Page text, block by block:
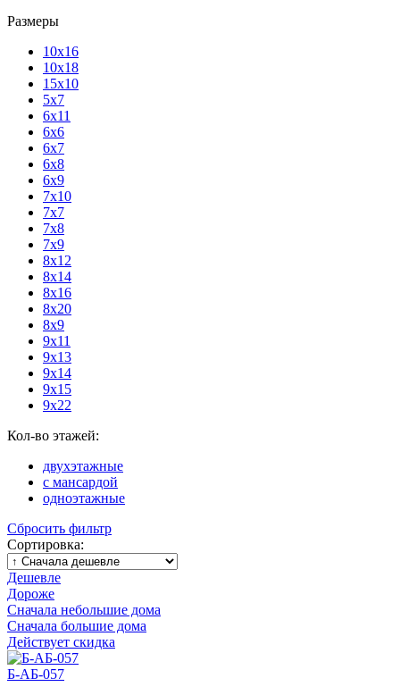
Размеры
10х16
10х18
15х10
5х7
6х11
6х6
6х7
6х8
6х9
7х10
7х7
7х8
7х9
8х12
8х14
8х16
8х20
8х9
9х11
9х13
9х14
9х15
9х22
Кол-во этажей:
двухэтажные
с мансардой
одноэтажные
Сбросить фильтр
Сортировка:
Дешевле
Дороже
Сначала небольшие дома
Сначала большие дома
Действует скидка
Б-АБ-057